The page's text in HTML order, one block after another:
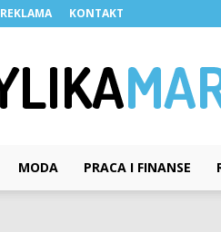
REKLAMA KONTAKT
MODA PRACA I FINANSE